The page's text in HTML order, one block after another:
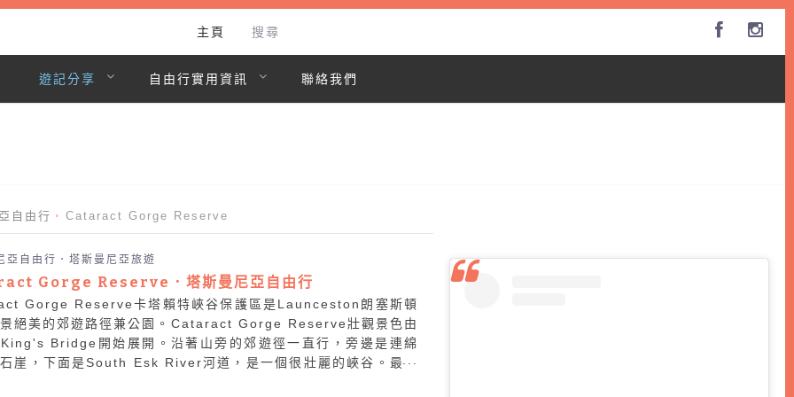
主頁 搜尋
遊記分享 自由行實用資訊 聯絡我們
自由行 Cataract Gorge Reserve
亞自由行．塔斯曼尼亞旅遊
Gorge Reserve．塔斯曼尼亞自由行
Gorge Reserve卡塔賴特峽谷保護區是Launceston朗塞斯頓
絕美的郊遊路徑兼公園。Cataract Gorge Reserve壯觀景色由
Bridge開始展開。沿著山旁的郊遊徑一直行，旁邊是連綿
崖，下面是South Esk River河道，是一個很壯麗的峽谷。最後